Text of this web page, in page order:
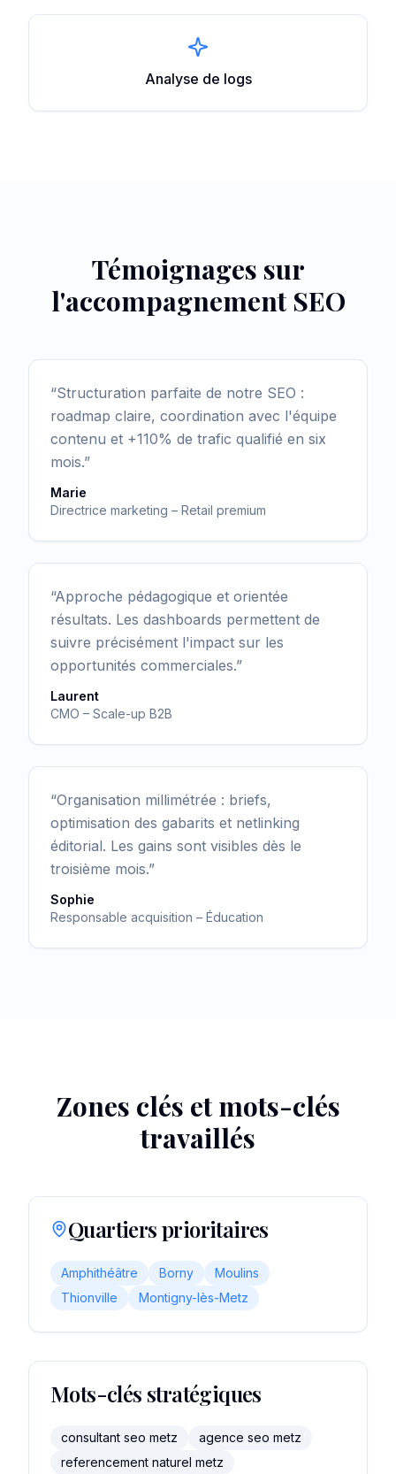
Analyse de logs
Témoignages sur
l'accompagnement SEO
“Structuration parfaite de notre SEO :
roadmap claire, coordination avec l'équipe
contenu et +110% de trafic qualifié en six
mois.”
Marie
Directrice marketing – Retail premium
“Approche pédagogique et orientée
résultats. Les dashboards permettent de
suivre précisément l'impact sur les
opportunités commerciales.”
Laurent
CMO – Scale-up B2B
“Organisation millimétrée : briefs,
optimisation des gabarits et netlinking
éditorial. Les gains sont visibles dès le
troisième mois.”
Sophie
Responsable acquisition – Éducation
Zones clés et mots-clés
travaillés
Quartiers prioritaires
Amphithéâtre Borny
Moulins
Thionville
Montigny-lès-Metz
Mots-clés stratégiques
consultant seo metz
agence seo metz
referencement naturel metz